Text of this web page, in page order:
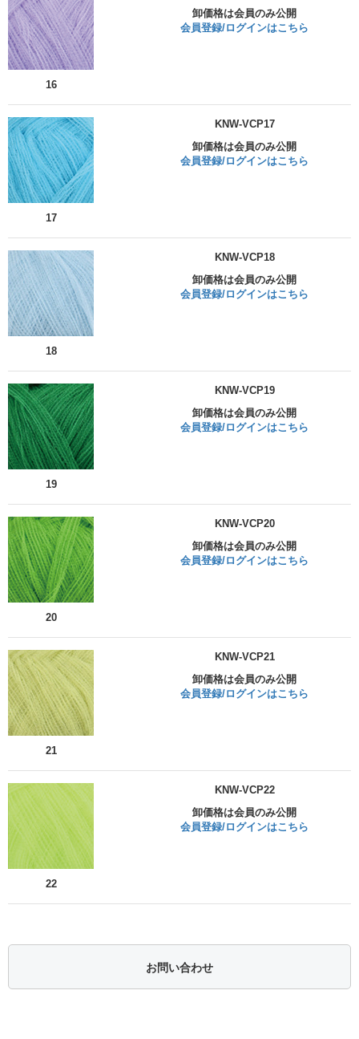
16
卸価格は会員のみ公開
会員登録/ログインはこちら
17
KNW-VCP17
卸価格は会員のみ公開
会員登録/ログインはこちら
18
KNW-VCP18
卸価格は会員のみ公開
会員登録/ログインはこちら
19
KNW-VCP19
卸価格は会員のみ公開
会員登録/ログインはこちら
20
KNW-VCP20
卸価格は会員のみ公開
会員登録/ログインはこちら
21
KNW-VCP21
卸価格は会員のみ公開
会員登録/ログインはこちら
22
KNW-VCP22
卸価格は会員のみ公開
会員登録/ログインはこちら
お問い合わせ